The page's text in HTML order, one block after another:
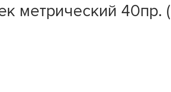
метрический 40пр.